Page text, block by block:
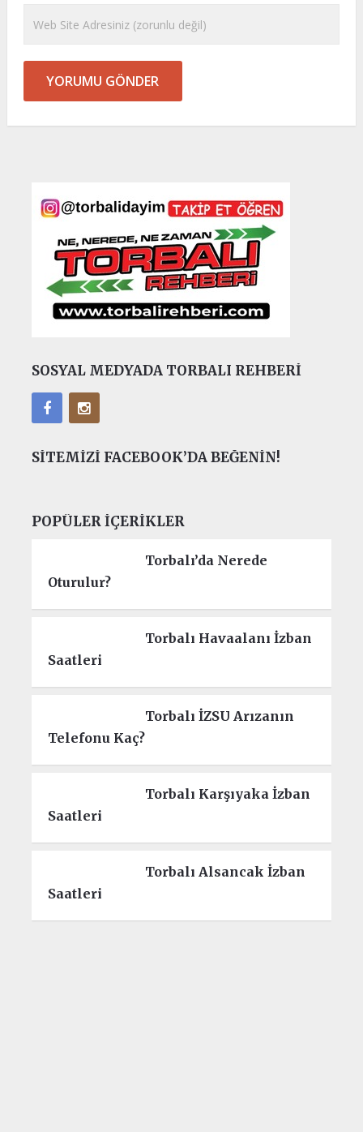
SOSYAL MEDYADA TORBALI REHBERI
SITEMIZI FACEBOOK’DA BEĞENIN!
POPÜLER İÇERIKLER
Torbalı’da Nerede
Oturulur?
Torbalı Havaalanı İzban
Saatleri
Torbalı İZSU Arızanın
Telefonu Kaç?
Torbalı Karşıyaka İzban
Saatleri
Torbalı Alsancak İzban
Saatleri